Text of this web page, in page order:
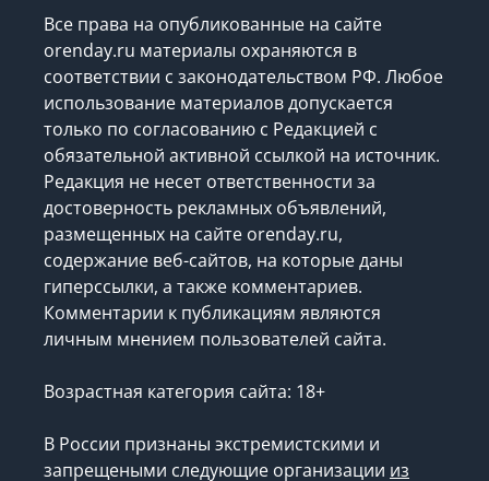
Все права на опубликованные на сайте
orenday.ru материалы охраняются в
соответствии с законодательством РФ. Любое
использование материалов допускается
только по согласованию с Редакцией с
обязательной активной ссылкой на источник.
Редакция не несет ответственности за
достоверность рекламных объявлений,
размещенных на сайте orenday.ru,
содержание веб-сайтов, на которые даны
гиперссылки, а также комментариев.
Комментарии к публикациям являются
личным мнением пользователей сайта.
Возрастная категория сайта: 18+
В России признаны экстремистскими и
запрещеными следующие организации из